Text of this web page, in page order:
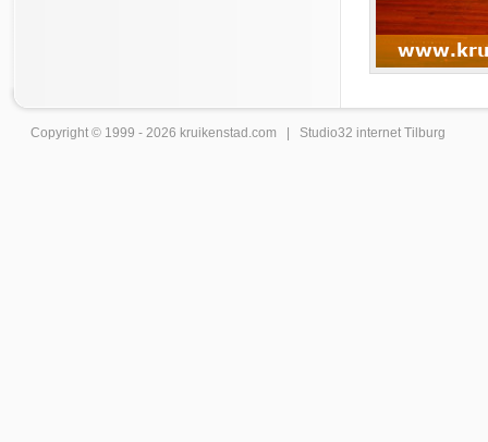
Copyright © 1999 - 2026 kruikenstad .com | Studio32 internet Tilburg